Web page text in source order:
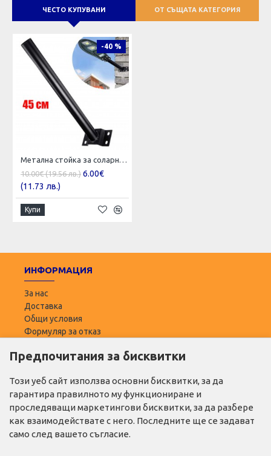
ЧЕСТО КУПУВАНИ ОТ СЪЩАТА КАТЕГОРИЯ
-40 %
Метална стойка за соларни лампи
10.00€ (19.56 лв.) 6.00€
(11.73 лв.)
Купи
ИНФОРМАЦИЯ
За нас
Доставка
Общи условия
Формуляр за отказ
ПОТРЕБИТЕЛ
Моят профил
ПОЛЕЗНО
Предпочитания за бисквитки
Този уеб сайт използва основни бисквитки, за да
гарантира правилното му функциониране и
проследяващи маркетингови бисквитки, за да разбере
как взаимодействате с него. Последните ще се задават
само след вашето съгласие.